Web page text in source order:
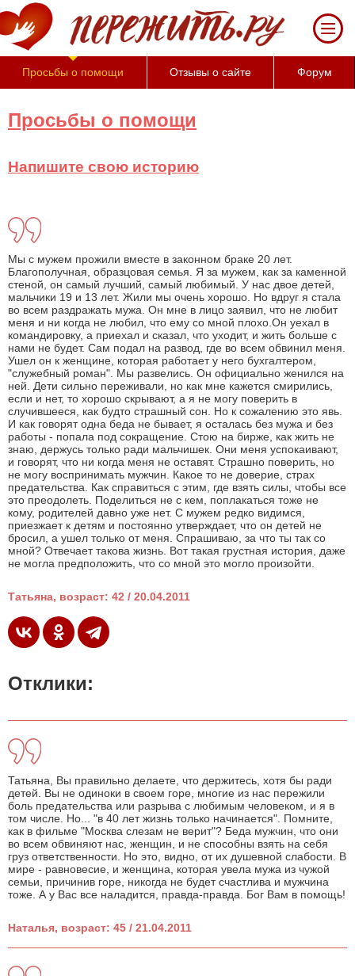
За 50 минут Вы можете оценить тяжесть
своего состояния и его психологические
причины (бесплатно)
Просьбы о помощи Отзывы о сайте Форум
Просьбы о помощи
Напишите свою историю
Мы с мужем прожили вместе в законном браке 20 лет.
Благополучная, образцовая семья. Я за мужем, как за каменной
стеной, он самый лучший, самый любимый. У нас двое детей,
мальчики 19 и 13 лет. Жили мы очень хорошо. Но вдруг я стала
во всем раздражать мужа. Он мне в лицо заявил, что не любит
меня и ни когда не любил, что ему со мной плохо.Он уехал в
командировку, а приехал и сказал, что уходит, и жить больше с
нами не будет. Сам подал на развод, где во всем обвинил меня.
Ушел он к женщине, которая работает у него бухгалтером,
"служебный роман". Мы развелись. Он официально женился на
ней. Дети сильно переживали, но как мне кажется смирились,
если и нет, то хорошо скрывают, а я не могу поверить в
случившееся, как будто страшный сон. Но к сожалению это явь.
И как говорят одна беда не бывает, я осталась без мужа и без
работы - попала под сокращение. Стою на бирже, как жить не
знаю, держусь только ради мальчишек. Они меня успокаивают,
и говорят, что ни когда меня не оставят. Страшно поверить, но
не могу воспринимать мужчин. Какое то не доверие, страх
предательства. Как справиться с этим, где взять силы, чтобы все
это преодолеть. Поделиться не с кем, поплакаться тоже не
кому, родителей давно уже нет. С мужем редко видимся,
приезжает к детям и постоянно утверждает, что он детей не
бросил, а ушел только от меня. Спрашиваю, за что ты так со
мной? Отвечает такова жизнь. Вот такая грустная история, даже
не могла предположить, что со мной это могло произойти.
Татьяна, возраст: 42 / 20.04.2011
Отклики:
Татьяна, Вы правильно делаете, что держитесь, хотя бы ради
детей. Вы не одиноки в своем горе, многие из нас пережили
боль предательства или разрыва с любимым человеком, и я в
том числе. Но... "в 40 лет жизнь только начинается". Помните,
как в фильме "Москва слезам не верит"? Беда мужчин, что они
во всем обвиняют нас, женщин, и не способны взять на себя
груз ответственности. Но это, видно, от их душевной слабости. В
мире - равновесие, и женщина, которая увела мужа из чужой
семьи, причинив горе, никогда не будет счастлива и мужчина
тоже. А у Вас все наладится, правда-правда. Бог Вам в помощь!
Наталья, возраст: 45 / 21.04.2011